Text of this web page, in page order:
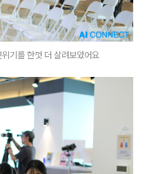
기를 한껏 더 살려보았어요